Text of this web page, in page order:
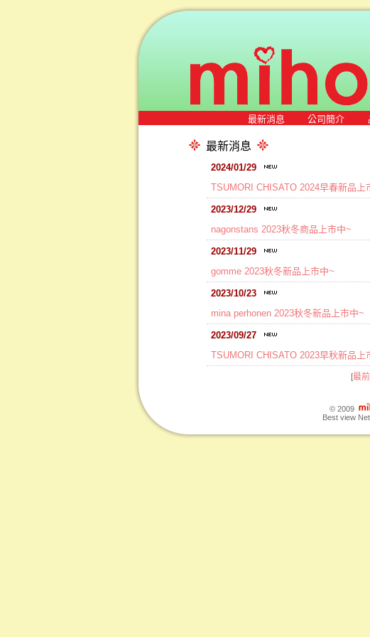
最新消息 公司簡介
最新消息
2024/01/29
TSUMORI CHISATO 2024早春新品上
2023/12/29
nagonstans 2023秋冬商品上市中~
2023/11/29
gomme 2023秋冬新品上市中~
2023/10/23
mina perhonen 2023秋冬新品上市中~
2023/09/27
TSUMORI CHISATO 2023早秋新品上
[最
© 2009
Best view